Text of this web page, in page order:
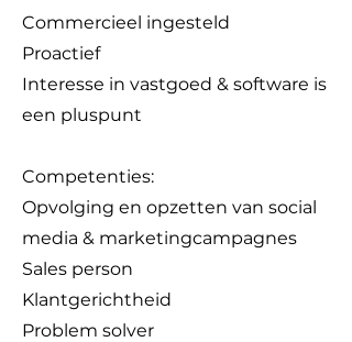
Commercieel ingesteld
Proactief
Interesse in vastgoed & software is
een pluspunt
Competenties:
Opvolging en opzetten van social
media & marketingcampagnes
Sales person
Klantgerichtheid
Problem solver